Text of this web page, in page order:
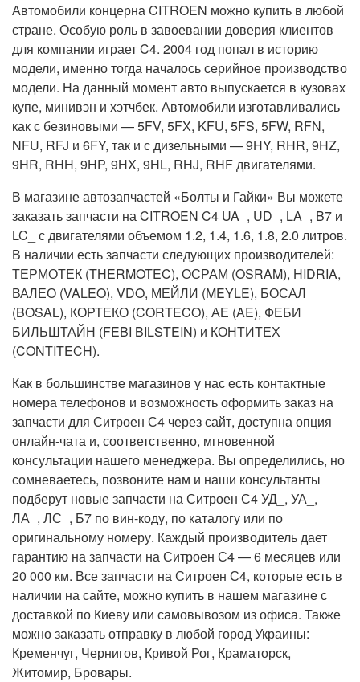
Автомобили концерна CITROEN можно купить в любой
стране. Особую роль в завоевании доверия клиентов
для компании играет C4. 2004 год попал в историю
модели, именно тогда началось серийное производство
модели. На данный момент авто выпускается в кузовах
купе, минивэн и хэтчбек. Автомобили изготавливались
как с безиновыми — 5FV, 5FX, KFU, 5FS, 5FW, RFN,
NFU, RFJ и 6FY, так и с дизельными — 9HY, RHR, 9HZ,
9HR, RHH, 9HP, 9HX, 9HL, RHJ, RHF двигателями.
В магазине автозапчастей «Болты и Гайки» Вы можете
заказать запчасти на CITROEN C4 UA_, UD_, LA_, B7 и
LC_ с двигателями объемом 1.2, 1.4, 1.6, 1.8, 2.0 литров.
В наличии есть запчасти следующих производителей:
ТЕРМОТЕК (THERMOTEC), ОСРАМ (OSRAM), HIDRIA,
ВАЛЕО (VALEO), VDO, МЕЙЛИ (MEYLE), БОСАЛ
(BOSAL), КОРТЕКО (CORTECO), АЕ (AE), ФЕБИ
БИЛЬШТАЙН (FEBI BILSTEIN) и КОНТИТЕХ
(CONTITECH).
Как в большинстве магазинов у нас есть контактные
номера телефонов и возможность оформить заказ на
запчасти для Ситроен С4 через сайт, доступна опция
онлайн-чата и, соответственно, мгновенной
консультации нашего менеджера. Вы определились, но
сомневаетесь, позвоните нам и наши консультанты
подберут новые запчасти на Ситроен С4 УД_, УА_,
ЛА_, ЛС_, Б7 по вин-коду, по каталогу или по
оригинальному номеру. Каждый производитель дает
гарантию на запчасти на Ситроен С4 — 6 месяцев или
20 000 км. Все запчасти на Ситроен С4, которые есть в
наличии на сайте, можно купить в нашем магазине с
доставкой по Киеву или самовывозом из офиса. Также
можно заказать отправку в любой город Украины:
Кременчуг, Чернигов, Кривой Рог, Краматорск,
Житомир, Бровары.